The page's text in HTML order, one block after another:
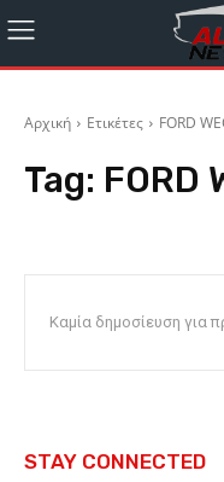
Αρχική Ετικέτες FORD
Tag: FORD
Καμία δημοσίευση για
STAY CONNECTED